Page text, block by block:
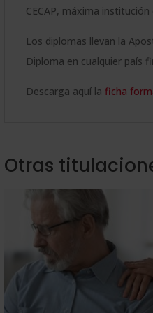
CECAP, máxima
Los diplomas llevan la
Diploma en cualquier país
Descarga aquí la ficha
Otras